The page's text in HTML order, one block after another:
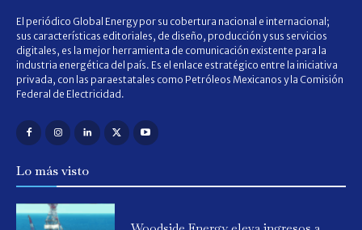
El periódico Global Energy por su cobertura nacional e internacional;
sus características editoriales, de diseño, producción y sus servicios
digitales, es la mejor herramienta de comunicación existente para la
industria energética del país. Es el enlace estratégico entre la iniciativa
privada, con las paraestatales como Petróleos Mexicanos y la Comisión
Federal de Electricidad.
Lo más visto